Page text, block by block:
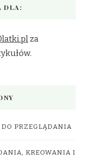
DLA:
za
PRZEGLĄDANIA
KREOWANIA I